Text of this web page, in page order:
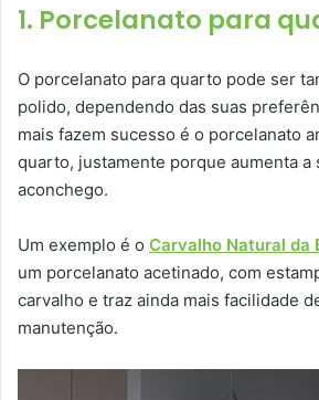
1. Porcelanato para
O porcelanato para quarto pode ser
polido, dependendo das suas
mais fazem sucesso é o porcelanato
quarto, justamente porque aumenta a
aconchego.
Um exemplo é o Carvalho Natural da
um porcelanato acetinado, com
carvalho e traz ainda mais facilidade
manutenção.